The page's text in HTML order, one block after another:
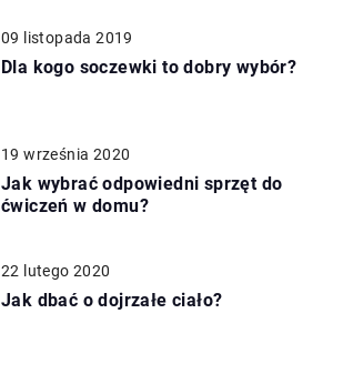
09 listopada 2019
Dla kogo soczewki to dobry wybór?
19 września 2020
Jak wybrać odpowiedni sprzęt do
ćwiczeń w domu?
22 lutego 2020
Jak dbać o dojrzałe ciało?